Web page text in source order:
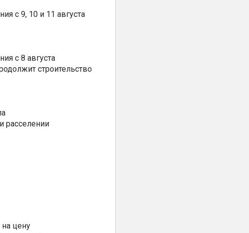
с 9, 10 и 11 августа
с 8 августа
строительство
расселении
цену